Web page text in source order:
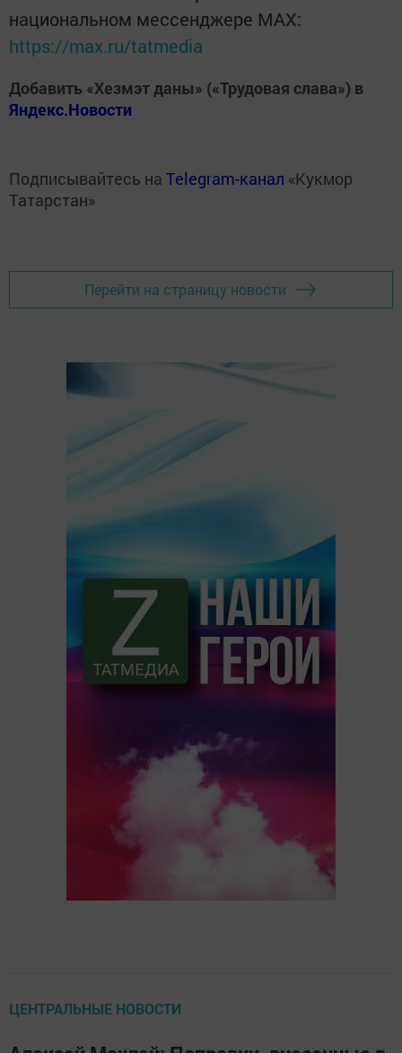
национальном мессенджере MАХ:
https://max.ru/tatmedia
Добавить «Хезмэт даны» («Трудовая слава») в
Яндекс.Новости
Подписывайтесь на Telegram-канал «Кукмор
Татарстан»
Перейти на страницу новости
ЦЕНТРАЛЬНЫЕ НОВОСТИ